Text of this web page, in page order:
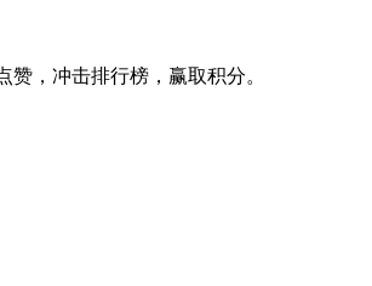
赞，冲击排行榜，赢取积分。